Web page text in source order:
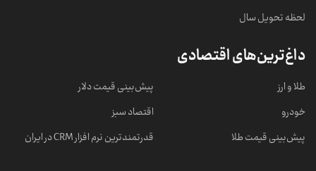
لحظه تحویل سال
داغ‌ترین‌های اقتصادی
طلا و ارز
خودرو
پیش‌بینی قیمت طلا
پیش‌بینی قیمت دلار
اقتصاد سبز
قدرتمندترین نرم‌ افزار CRM در ایران